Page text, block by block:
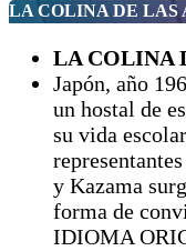
LA COLINA DE LAS
LA COLINA
Japón, año
un hostal de
su vida
y Kazama
forma de
IDIOMA